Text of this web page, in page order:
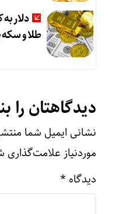
دلار
طلا و سکه
دیدگاهتان را
نشانی ایمیل شما
موردنیاز علامت‌گذاری
دیدگاه *